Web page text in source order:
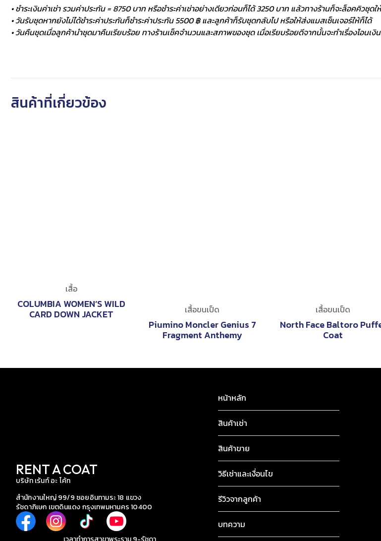
• ชำระเงินค่าเช่า รวมค่าประกัน = 8750 บาท หรือชำระค่าเช่าอย่างเดียวก่อนก็ได้ 3250 บาท แล้วทางร้านก็จะล็อคคิวชุ
• วันรับชุดหากยังไม่ได้ชำระค่าประกันก็ชำระค่าประกัน 5500 ฿ และลูกค้าก็รับชุดกลับไป หรือให้ส่งแมสเซ็นเจอร์ให้ก็ได้
• วันคืนชุดเมื่อลูกค้านำชุดมาคืนเรียบร้อย ทางร้านเช็คจำนวนและสภาพของชุด เมื่อเรียบร้อยดีจากนั้นจะทำเรื่องโอนเ
สินค้าที่เกี่ยวข้อง
เสื้อ
COLUMBIA WOMEN’S WILD
CARD DOWN JACKET เสื้อขนเป็ด
Piumino Moncler Genius 7
Fragment Anthemy
เสื้อขนเป็ด
North Face Baltoro
Coat
RENT A COAT
บริษัท เร้นท์ อะ โค้ท
สำนักงานใหญ่ 99/9 ซอยอินทามระ 18 แขวง
รัชดาภิเษก เขตดินแดง กรุงเทพมหานคร 10400
หน้าหลัก
สินค้าเช่า
สินค้าขาย
วิธีเช่าและเงื่อนไข
รีวิวจากลูกค้า
บทความ